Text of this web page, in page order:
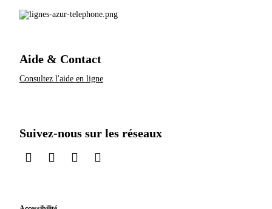
Aide & Contact
Consultez l'aide en ligne
Suivez-nous sur les réseaux
sur LinkedInsur Instagram
sur TikTok
sur X